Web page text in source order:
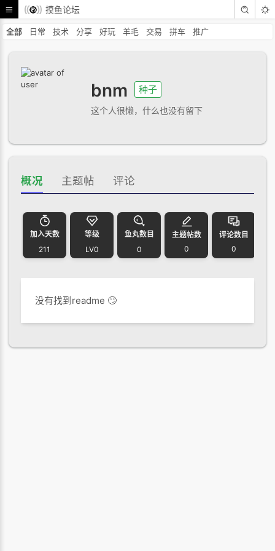
摸鱼论坛
全部 日常 技术 分享 好玩 羊毛 交易 拼车 推广
bnm 种子
这个人很懒，什么也没有留下
概况 主题帖 评论
加入天数
211
等级
LV0
鱼丸数目
0
主题帖数
0
评论数目
0
没有找到readme 🙄